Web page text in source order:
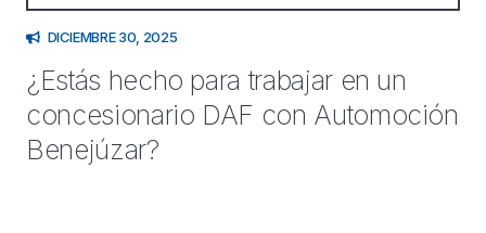
DICIEMBRE 30, 2025
¿Estás hecho para trabajar en un
concesionario DAF con Automoción
Benejúzar?